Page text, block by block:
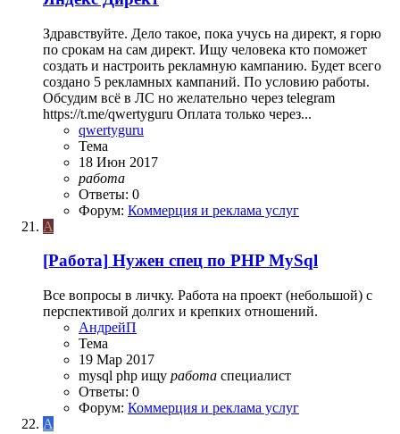
Здравствуйте. Дело такое, пока учусь на директ, я горю
по срокам на сам директ. Ищу человека кто поможет
создать и настроить рекламную кампанию. Будет всего
создано 5 рекламных кампаний. По условию работы.
Обсудим всё в ЛС но желательно через telegram
https://t.me/qwertyguru Оплата только через...
qwertyguru
Тема
18 Июн 2017
работа
Ответы: 0
Форум: Коммерция и реклама услуг
А
[Работа] Нужен спец по PHP MySql
Все вопросы в личку. Работа на проект (небольшой) с
перспективой долгих и крепких отношений.
АндрейП
Тема
19 Мар 2017
mysql php ищу работа специалист
Ответы: 0
Форум: Коммерция и реклама услуг
A